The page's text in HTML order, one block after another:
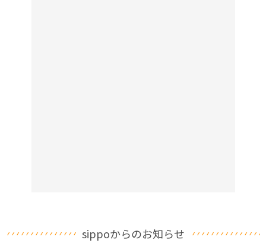
sippoからのお知らせ